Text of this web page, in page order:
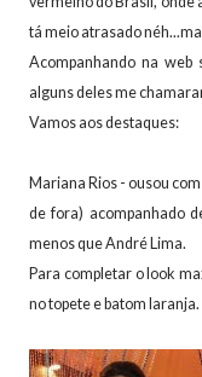
tá meio atrasado
Acompanhando na web
alguns deles me
Vamos aos destaques:
Mariana Rios - ousou
de fora) acompanhado
menos que André Lima.
Para completar o look
no topete e batom laranja.